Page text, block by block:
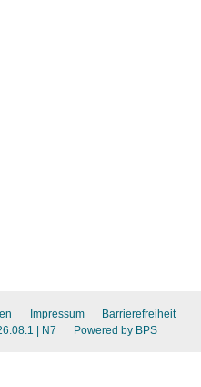
Impressum
Barrierefreiheit
| N7 Powered by BPS